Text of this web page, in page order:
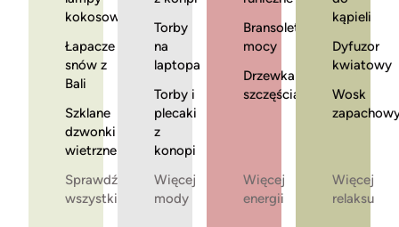
kokosowe
Łapacze
snów z
Bali
Szklane
dzwonki
wietrzne
Sprawdź
wszystkie
Torby
na
laptopa
Torby i
plecaki
z
konopi
Więcej
mody
Bransoletki
mocy
Drzewka
szczęścia
Więcej
energii
kąpieli
Dyfuzor
kwiatowy
Wosk
Więcej
relaksu